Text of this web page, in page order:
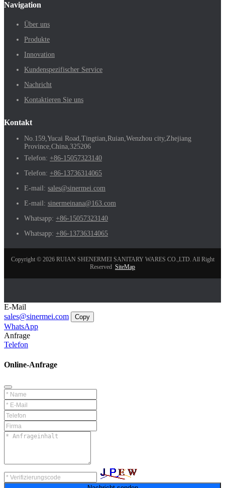
Navigation
Über uns
Produkte
Innovation
Kundenspezifischer Service
Nachricht
Kontaktieren Sie uns
Kontakt
No.159,Yucai Road,Tingtian,Ruian,Wenzhou city,Zhejiang
Province,China,325206
Telefon: +86-15057323140
Telefon: +86-13736314065
E-mail: sales@sinermei.com
E-mail: sinermeinana@163.com
Whatsapp: +86-15057323140
Whatsapp: +86-13736314065
Copyright © 2026 RUIAN SHENERMEI SANITARY WARES CO.,LTD. All Right
Reserved SiteMap
E-Mail
sales@sinermei.com
Copy
WhatsApp
Anfrage
Telefon
Online-Anfrage